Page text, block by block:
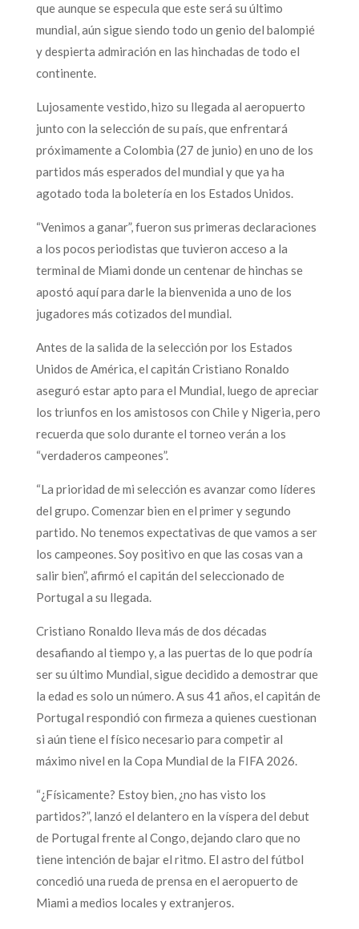
que aunque se especula que este será su último
mundial, aún sigue siendo todo un genio del balompié
y despierta admiración en las hinchadas de todo el
continente.
Lujosamente vestido, hizo su llegada al aeropuerto
junto con la selección de su país, que enfrentará
próximamente a Colombia (27 de junio) en uno de los
partidos más esperados del mundial y que ya ha
agotado toda la boletería en los Estados Unidos.
“Venimos a ganar”, fueron sus primeras declaraciones
a los pocos periodistas que tuvieron acceso a la
terminal de Miami donde un centenar de hinchas se
apostó aquí para darle la bienvenida a uno de los
jugadores más cotizados del mundial.
Antes de la salida de la selección por los Estados
Unidos de América, el capitán Cristiano Ronaldo
aseguró estar apto para el Mundial, luego de apreciar
los triunfos en los amistosos con Chile y Nigeria, pero
recuerda que solo durante el torneo verán a los
“verdaderos campeones”.
“La prioridad de mi selección es avanzar como líderes
del grupo. Comenzar bien en el primer y segundo
partido. No tenemos expectativas de que vamos a ser
los campeones. Soy positivo en que las cosas van a
salir bien”, afirmó el capitán del seleccionado de
Portugal a su llegada.
Cristiano Ronaldo lleva más de dos décadas
desafiando al tiempo y, a las puertas de lo que podría
ser su último Mundial, sigue decidido a demostrar que
la edad es solo un número. A sus 41 años, el capitán de
Portugal respondió con firmeza a quienes cuestionan
si aún tiene el físico necesario para competir al
máximo nivel en la Copa Mundial de la FIFA 2026.
“¿Físicamente? Estoy bien, ¿no has visto los
partidos?”, lanzó el delantero en la víspera del debut
de Portugal frente al Congo, dejando claro que no
tiene intención de bajar el ritmo. El astro del fútbol
concedió una rueda de prensa en el aeropuerto de
Miami a medios locales y extranjeros.